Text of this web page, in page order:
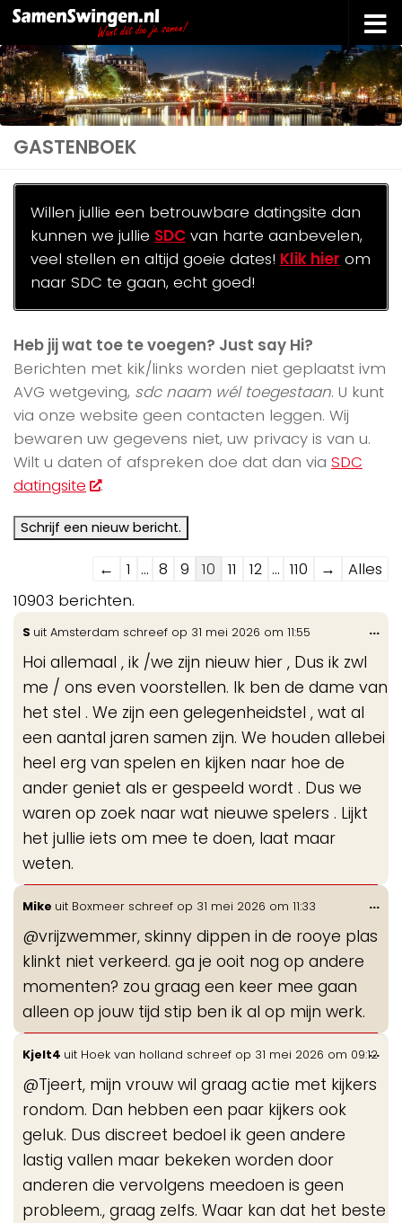
Doorgaan naar inhoud
GASTENBOEK
Willen jullie een betrouwbare datingsite dan
kunnen we jullie SDCvan harte aanbevelen,
veel stellen en altijd goeie dates! Klik hier om
naar SDC te gaan, echt goed!
Heb jij wat toe te voegen? Just say Hi?
Berichten met kik/links worden niet geplaatst ivm
AVG wetgeving, sdc naam wél toegestaan. U kunt
via onze website geen contacten leggen. Wij
bewaren uw gegevens niet, uw privacy is van u.
Wilt u daten of afspreken doe dat dan via SDC
datingsite
.
Navigatie
door
de
gastenboek-
lijst
← 1 ... 8 9 10 11 12 ... 110 →
Alles
10903 berichten.
S uit Amsterdam schreef op 31 mei 2026 om 11:55
Hoi allemaal , ik /we zijn nieuw hier , Dus ik zwl
me / ons even voorstellen. Ik ben de dame van
het stel . We zijn een gelegenheidstel , wat al
een aantal jaren samen zijn. We houden allebei
heel erg van spelen en kijken naar hoe de
ander geniet als er gespeeld wordt . Dus we
waren op zoek naar wat nieuwe spelers . Lijkt
het jullie iets om mee te doen, laat maar
weten.
...
Mike uit Boxmeer schreef op 31 mei 2026 om 11:33
@vrijzwemmer, skinny dippen in de rooye plas
klinkt niet verkeerd. ga je ooit nog op andere
momenten? zou graag een keer mee gaan
alleen op jouw tijd stip ben ik al op mijn werk.
...
Kjelt4 uit Hoek van holland schreef op 31 mei 2026 om 09:12
@Tjeert, mijn vrouw wil graag actie met kijkers
rondom. Dan hebben een paar kijkers ook
geluk. Dus discreet bedoel ik geen andere
lastig vallen maar bekeken worden door
anderen die vervolgens meedoen is geen
probleem., graag zelfs. Waar kan dat het beste
...